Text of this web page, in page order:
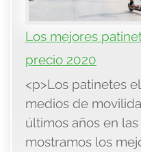
Los mejores
precio 2020
<p>Los patinetes
medios de
últimos años en
mostramos los